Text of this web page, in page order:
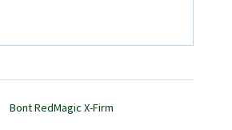
Bont RedMagic X-Firm